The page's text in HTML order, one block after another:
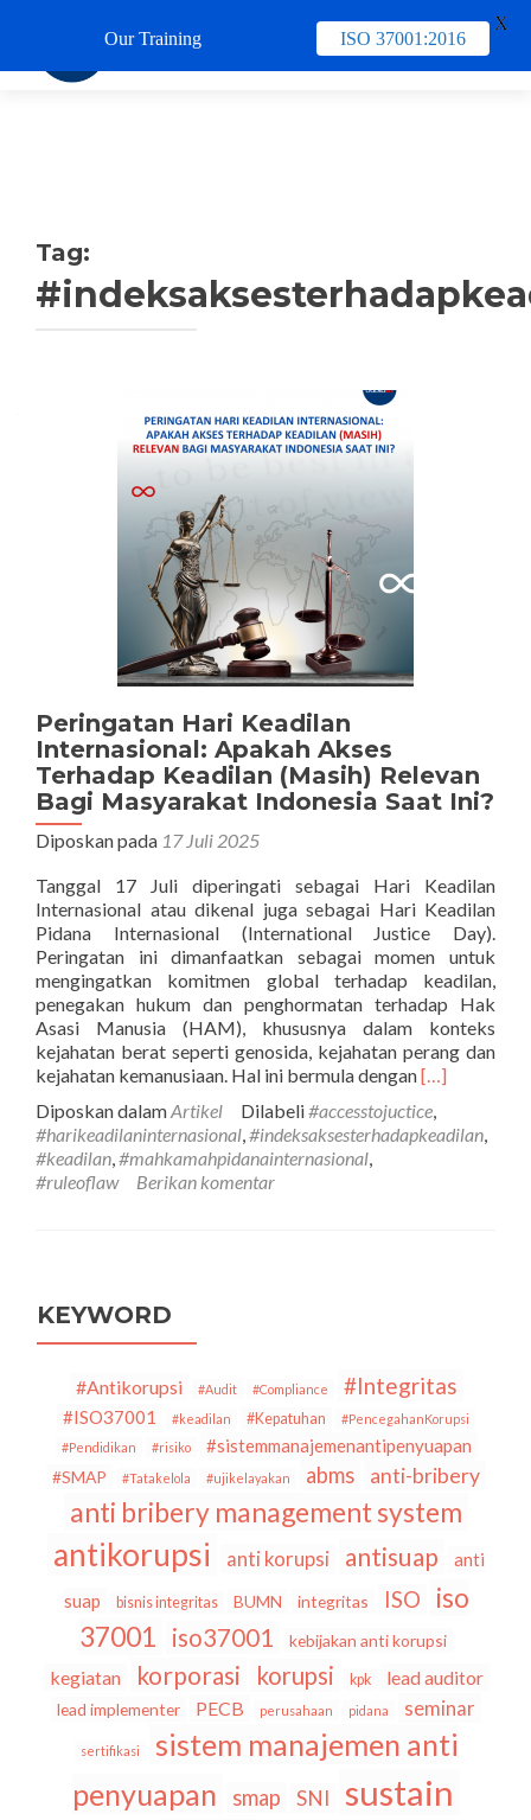
Tag:
Peringatan Hari Keadilan
Internasional: Apakah Akses
Terhadap Keadilan (Masih) Relevan
Bagi Masyarakat Indonesia Saat Ini?
Diposkan pada 17 Juli 2025
Tanggal 17 Juli diperingati sebagai Hari Keadilan
Internasional atau dikenal juga sebagai Hari Keadilan
Pidana Internasional (International Justice Day).
Peringatan ini dimanfaatkan sebagai momen untuk
mengingatkan komitmen global terhadap keadilan,
penegakan hukum dan penghormatan terhadap Hak
Asasi Manusia (HAM), khususnya dalam konteks
kejahatan berat seperti genosida, kejahatan perang dan
kejahatan kemanusiaan. Hal ini bermula denganSelengkapnya
Hari
Keadilan
Indonesia
Ini?
[…]
Diposkan dalamArtikel Dilabeli#accesstojuctice,
#harikeadilaninternasional,#indeksaksesterhadapkeadilan,
#keadilan,#mahkamahpidanainternasional,
#ruleoflaw
Berikan komentar
KEYWORD
#Antikorupsi #Audit #Compliance #Integritas
#ISO37001 #keadilan #Kepatuhan
#PencegahanKorupsi
#Pendidikan
#risiko #sistemmanajemenantipenyuapan
#SMAP #Tatakelola #ujikelayakan abms anti-bribery
anti bribery management system
antikorupsi anti korupsi antisuap
anti
suap
bisnis integritas BUMN integritas ISO
iso
37001
iso37001 kebijakan anti korupsi
kegiatan korporasi korupsi kpk lead auditor
lead implementer PECB perusahaan pidana seminar
sertifikasi
sistem manajemen anti
penyuapan
smap SNI sustain
Our Training ISO 37001:2016
X